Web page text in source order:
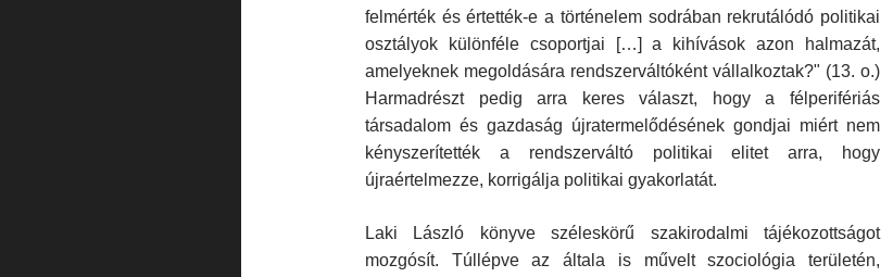
felmérték és értették-e a történelem sodrában rekrutálódó politikai
osztályok különféle csoportjai […] a kihívások azon halmazát,
amelyeknek megoldására rendszerváltóként vállalkoztak?" (13. o.)
Harmadrészt pedig arra keres választ, hogy a félperifériás
társadalom és gazdaság újratermelődésének gondjai miért nem
kényszerítették a rendszerváltó politikai elitet arra, hogy
újraértelmezze, korrigálja politikai gyakorlatát.
Laki László könyve széleskörű szakirodalmi tájékozottságot
mozgó­sít. Túllépve az általa is művelt szociológia területén,